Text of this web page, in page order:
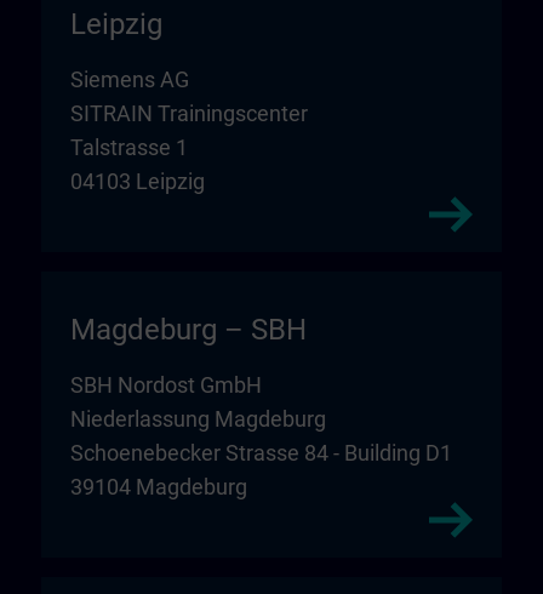
Leipzig
Siemens AG
SITRAIN Trainingscenter
Talstrasse 1
04103 Leipzig
Magdeburg – SBH
SBH Nordost GmbH
Niederlassung Magdeburg
Schoenebecker Strasse 84 - Building D1
39104 Magdeburg